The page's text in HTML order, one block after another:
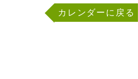
カレンダーに戻る